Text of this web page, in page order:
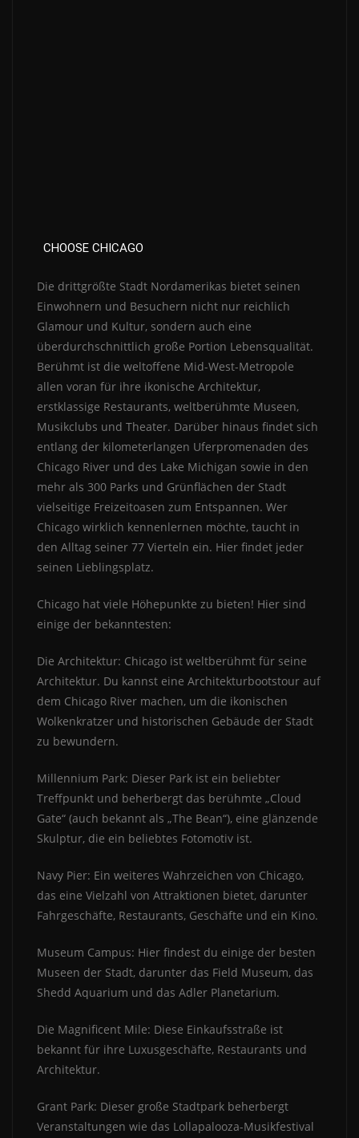
CHOOSE CHICAGO
Die drittgrößte Stadt Nordamerikas bietet seinen
Einwohnern und Besuchern nicht nur reichlich
Glamour und Kultur, sondern auch eine
überdurchschnittlich große Portion Lebensqualität.
Berühmt ist die weltoffene Mid-West-Metropole
allen voran für ihre ikonische Architektur,
erstklassige Restaurants, weltberühmte Museen,
Musikclubs und Theater. Darüber hinaus findet sich
entlang der kilometerlangen Uferpromenaden des
Chicago River und des Lake Michigan sowie in den
mehr als 300 Parks und Grünflächen der Stadt
vielseitige Freizeitoasen zum Entspannen. Wer
Chicago wirklich kennenlernen möchte, taucht in
den Alltag seiner 77 Vierteln ein. Hier findet jeder
seinen Lieblingsplatz.
Chicago hat viele Höhepunkte zu bieten! Hier sind
einige der bekanntesten:
Die Architektur: Chicago ist weltberühmt für seine
Architektur. Du kannst eine Architekturbootstour auf
dem Chicago River machen, um die ikonischen
Wolkenkratzer und historischen Gebäude der Stadt
zu bewundern.
Millennium Park: Dieser Park ist ein beliebter
Treffpunkt und beherbergt das berühmte „Cloud
Gate“ (auch bekannt als „The Bean“), eine glänzende
Skulptur, die ein beliebtes Fotomotiv ist.
Navy Pier: Ein weiteres Wahrzeichen von Chicago,
das eine Vielzahl von Attraktionen bietet, darunter
Fahrgeschäfte, Restaurants, Geschäfte und ein Kino.
Museum Campus: Hier findest du einige der besten
Museen der Stadt, darunter das Field Museum, das
Shedd Aquarium und das Adler Planetarium.
Die Magnificent Mile: Diese Einkaufsstraße ist
bekannt für ihre Luxusgeschäfte, Restaurants und
Architektur.
Grant Park: Dieser große Stadtpark beherbergt
Veranstaltungen wie das Lollapalooza-Musikfestival